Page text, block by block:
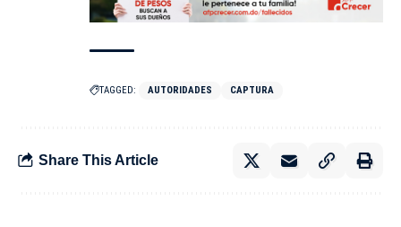
TAGGED: AUTORIDADES CAPTURA
Share This Article